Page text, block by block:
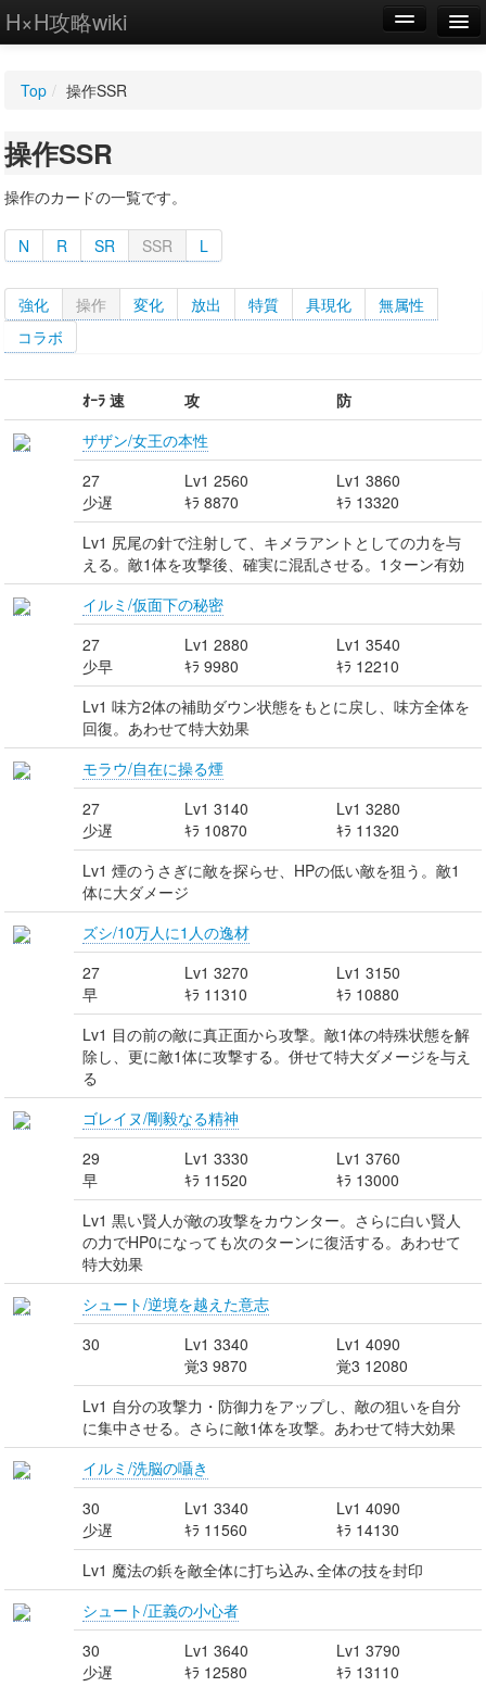
H×H攻略wiki
WIKI
設定
Top / 操作SSR
操作SSR
操作のカードの一覧です。
N R SR SSR L
強化 操作 変化 放出 特質 具現化
無属性
コラボ
ｵｰﾗ 速 攻
防
ザザン/女王の本性
27
少遅
Lv1 2560
ｷﾗ 8870
Lv1 3860
ｷﾗ 13320
Lv1 尻尾の針で注射して、キメラアントとしての力を与
える。敵1体を攻撃後、確実に混乱させる。1ターン有効
イルミ/仮面下の秘密
27
少早
Lv1 2880
ｷﾗ 9980
Lv1 3540
ｷﾗ 12210
Lv1 味方2体の補助ダウン状態をもとに戻し、味方全体を
回復。あわせて特大効果
モラウ/自在に操る煙
27
少遅
Lv1 3140
ｷﾗ 10870
Lv1 3280
ｷﾗ 11320
Lv1 煙のうさぎに敵を探らせ、HPの低い敵を狙う。敵1
体に大ダメージ
ズシ/10万人に1人の逸材
27
早
Lv1 3270
ｷﾗ 11310
Lv1 3150
ｷﾗ 10880
Lv1 目の前の敵に真正面から攻撃。敵1体の特殊状態を解
除し、更に敵1体に攻撃する。併せて特大ダメージを与え
る
ゴレイヌ/剛毅なる精神
29
早
Lv1 3330
ｷﾗ 11520
Lv1 3760
ｷﾗ 13000
Lv1 黒い賢人が敵の攻撃をカウンター。さらに白い賢人
の力でHP0になっても次のターンに復活する。あわせて
特大効果
シュート/逆境を越えた意志
30
Lv1 3340
覚3 9870
Lv1 4090
覚3 12080
Lv1 自分の攻撃力・防御力をアップし、敵の狙いを自分
に集中させる。さらに敵1体を攻撃。あわせて特大効果
イルミ/洗脳の囁き
30
少遅
Lv1 3340
ｷﾗ 11560
Lv1 4090
ｷﾗ 14130
Lv1 魔法の鋲を敵全体に打ち込み､全体の技を封印
シュート/正義の小心者
30
少遅
Lv1 3640
ｷﾗ 12580
Lv1 3790
ｷﾗ 13110